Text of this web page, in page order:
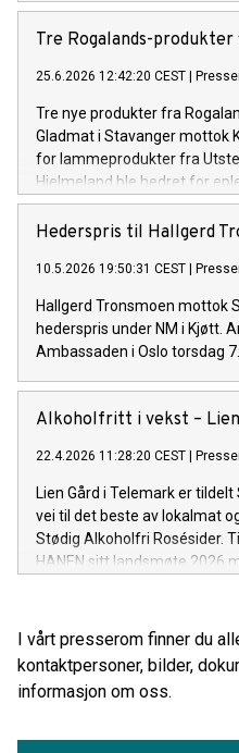
Tre Rogalands-
25.6.2026 12:42:20 CEST |
Tre nye produkter fra
Gladmat i Stavanger mottok
for lammeprodukter fra
Hjelmeland ble hedret for
Hederspris til Hallgerd
10.5.2026 19:50:31 CEST |
Hallgerd Tronsmoen mottok
hederspris under NM i Kjøtt.
Ambassaden i Oslo torsdag
Alkoholfritt i vekst –
22.4.2026 11:28:20 CEST |
Lien Gård i Telemark er
vei til det beste av lokalmat
Stødig Alkoholfri Rosésider.
HANEN sitt landsmøte 2026
I vårt presserom finner du
kontaktpersoner, bilder,
informasjon om oss.